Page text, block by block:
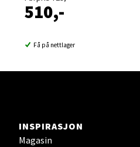
510,-
Få på nettlager
INSPIRASJON
Magasin
0 i butikk
Strangata 26, 8400